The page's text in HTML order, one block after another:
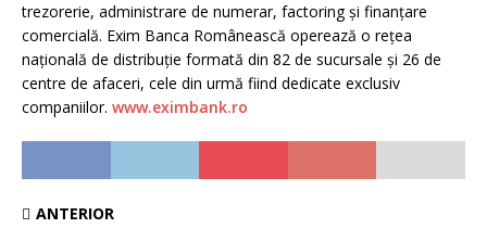
trezorerie, administrare de numerar, factoring și finanțare
comercială. Exim Banca Românească operează o rețea
națională de distribuție formată din 82 de sucursale și 26 de
centre de afaceri, cele din urmă fiind dedicate exclusiv
companiilor. www.eximbank.ro
ANTERIOR